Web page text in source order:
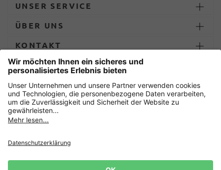
UNSER SERVICE
ÜBER UNS
KONTAKT
ZAHLUNG UND LIEFERUNG
Sicher einkaufen mit
Impressum